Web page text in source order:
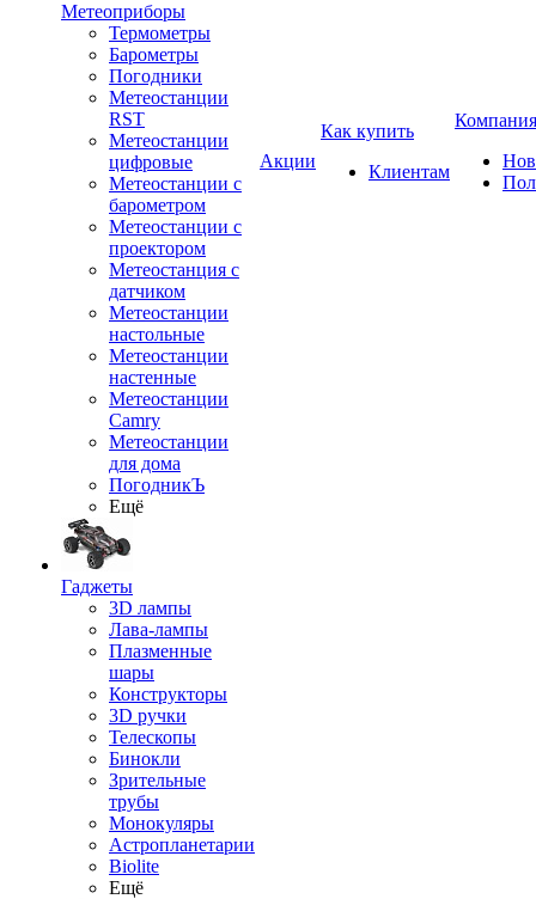
Метеоприборы
Термометры
Барометры
Погодники
Метеостанции
RST
Метеостанции
цифровые
Метеостанции с
барометром
Метеостанции с
проектором
Метеостанция с
датчиком
Метеостанции
настольные
Метеостанции
настенные
Метеостанции
Camry
Метеостанции
для дома
ПогодникЪ
Ещё
Гаджеты
3D лампы
Лава-лампы
Плазменные
шары
Конструкторы
3D ручки
Телескопы
Бинокли
Зрительные
трубы
Монокуляры
Астропланетарии
Biolite
Ещё
Акции
Как купить
Клиентам
Компания